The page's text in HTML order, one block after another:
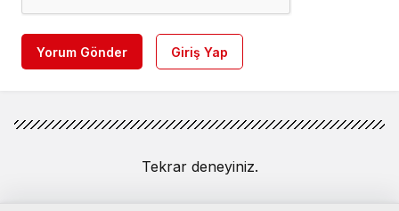
Yorum Gönder Giriş Yap
Tekrar deneyiniz.